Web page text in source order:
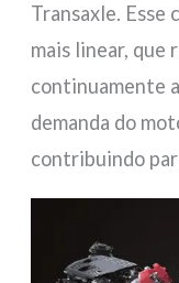
Transaxle. Esse
mais linear, que
continuamente
demanda do
contribuindo